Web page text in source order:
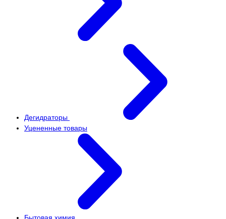
Дегидраторы
Уцененные товары
Бытовая химия